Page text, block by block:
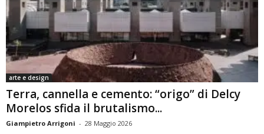
arte e design
Terra, cannella e cemento: “origo” di Delcy
Morelos sfida il brutalismo...
Giampietro Arrigoni - 28 Maggio 2026